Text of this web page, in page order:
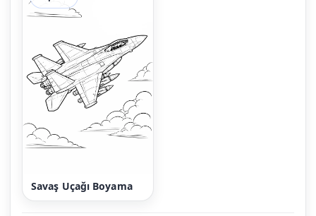
Savaş Uçağı Boyama